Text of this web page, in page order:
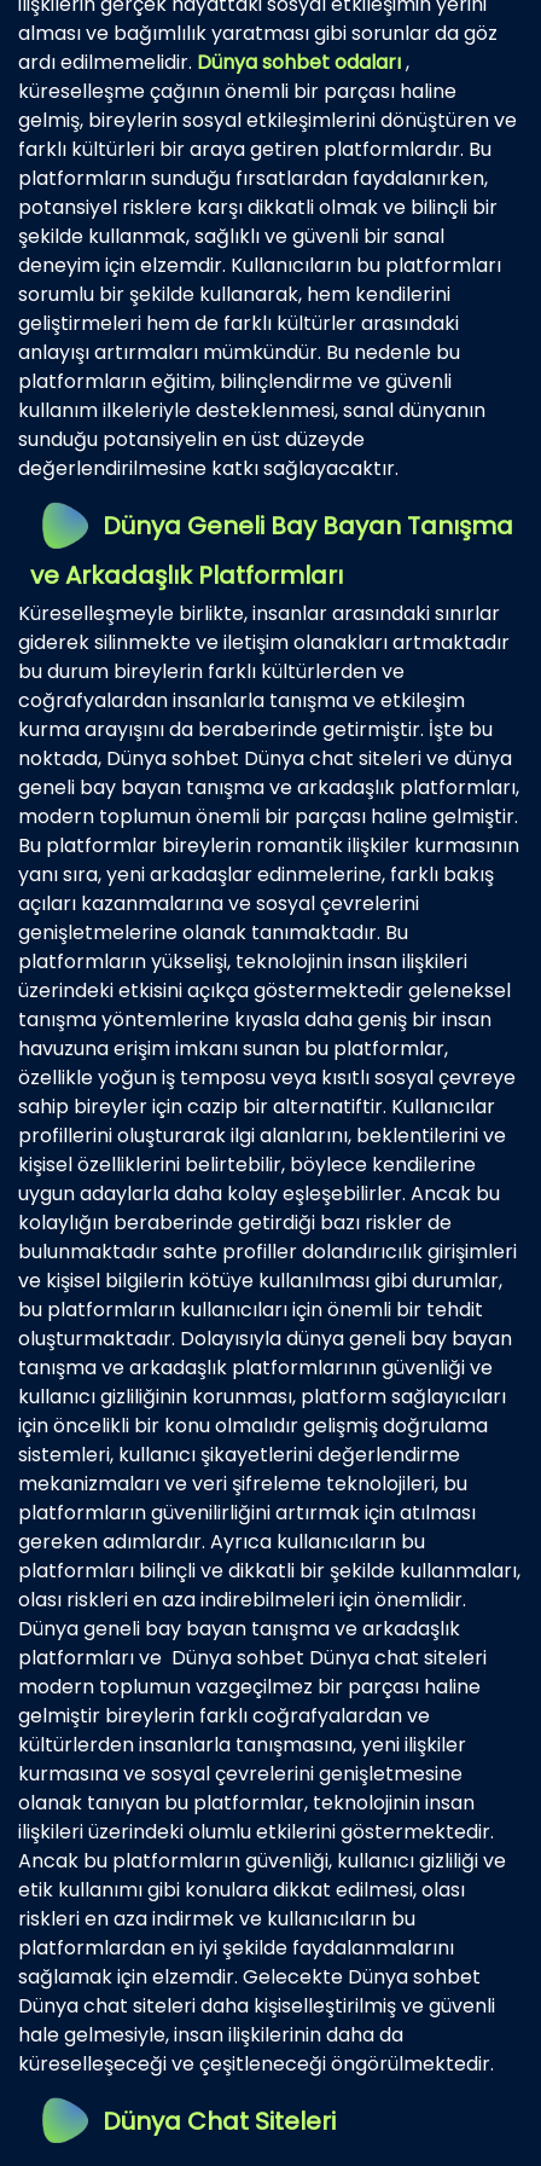
alması ve bağımlılık yaratması gibi sorunlar da göz
ardı edilmemelidir. Dünya sohbet odaları,
küreselleşme çağının önemli bir parçası haline
gelmiş, bireylerin sosyal etkileşimlerini dönüştüren ve
farklı kültürleri bir araya getiren platformlardır. Bu
platformların sunduğu fırsatlardan faydalanırken,
potansiyel risklere karşı dikkatli olmak ve bilinçli bir
şekilde kullanmak, sağlıklı ve güvenli bir sanal
deneyim için elzemdir. Kullanıcıların bu platformları
sorumlu bir şekilde kullanarak, hem kendilerini
geliştirmeleri hem de farklı kültürler arasındaki
anlayışı artırmaları mümkündür. Bu nedenle bu
platformların eğitim, bilinçlendirme ve güvenli
kullanım ilkeleriyle desteklenmesi, sanal dünyanın
sunduğu potansiyelin en üst düzeyde
değerlendirilmesine katkı sağlayacaktır.
Dünya Geneli Bay Bayan Tanışma
ve Arkadaşlık Platformları
Küreselleşmeyle birlikte, insanlar arasındaki sınırlar
giderek silinmekte ve iletişim olanakları artmaktadır
bu durum bireylerin farklı kültürlerden ve
coğrafyalardan insanlarla tanışma ve etkileşim
kurma arayışını da beraberinde getirmiştir. İşte bu
noktada, Dünya sohbet Dünya chat siteleri ve dünya
geneli bay bayan tanışma ve arkadaşlık platformları,
modern toplumun önemli bir parçası haline gelmiştir.
Bu platformlar bireylerin romantik ilişkiler kurmasının
yanı sıra, yeni arkadaşlar edinmelerine, farklı bakış
açıları kazanmalarına ve sosyal çevrelerini
genişletmelerine olanak tanımaktadır. Bu
platformların yükselişi, teknolojinin insan ilişkileri
üzerindeki etkisini açıkça göstermektedir geleneksel
tanışma yöntemlerine kıyasla daha geniş bir insan
havuzuna erişim imkanı sunan bu platformlar,
özellikle yoğun iş temposu veya kısıtlı sosyal çevreye
sahip bireyler için cazip bir alternatiftir. Kullanıcılar
profillerini oluşturarak ilgi alanlarını, beklentilerini ve
kişisel özelliklerini belirtebilir, böylece kendilerine
uygun adaylarla daha kolay eşleşebilirler. Ancak bu
kolaylığın beraberinde getirdiği bazı riskler de
bulunmaktadır sahte profiller dolandırıcılık girişimleri
ve kişisel bilgilerin kötüye kullanılması gibi durumlar,
bu platformların kullanıcıları için önemli bir tehdit
oluşturmaktadır. Dolayısıyla dünya geneli bay bayan
tanışma ve arkadaşlık platformlarının güvenliği ve
kullanıcı gizliliğinin korunması, platform sağlayıcıları
için öncelikli bir konu olmalıdır gelişmiş doğrulama
sistemleri, kullanıcı şikayetlerini değerlendirme
mekanizmaları ve veri şifreleme teknolojileri, bu
platformların güvenilirliğini artırmak için atılması
gereken adımlardır. Ayrıca kullanıcıların bu
platformları bilinçli ve dikkatli bir şekilde kullanmaları,
olası riskleri en aza indirebilmeleri için önemlidir.
Dünya geneli bay bayan tanışma ve arkadaşlık
platformları ve Dünya sohbet Dünya chat siteleri
modern toplumun vazgeçilmez bir parçası haline
gelmiştir bireylerin farklı coğrafyalardan ve
kültürlerden insanlarla tanışmasına, yeni ilişkiler
kurmasına ve sosyal çevrelerini genişletmesine
olanak tanıyan bu platformlar, teknolojinin insan
ilişkileri üzerindeki olumlu etkilerini göstermektedir.
Ancak bu platformların güvenliği, kullanıcı gizliliği ve
etik kullanımı gibi konulara dikkat edilmesi, olası
riskleri en aza indirmek ve kullanıcıların bu
platformlardan en iyi şekilde faydalanmalarını
sağlamak için elzemdir. Gelecekte Dünya sohbet
Dünya chat siteleri daha kişiselleştirilmiş ve güvenli
hale gelmesiyle, insan ilişkilerinin daha da
küreselleşeceği ve çeşitleneceği öngörülmektedir.
Dünya Chat Siteleri